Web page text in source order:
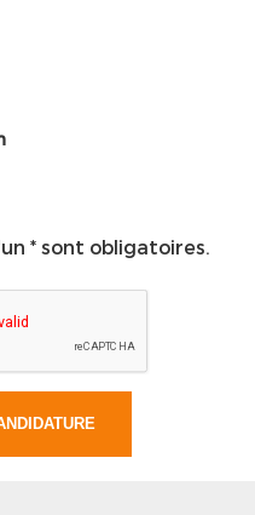
* sont obligatoires.